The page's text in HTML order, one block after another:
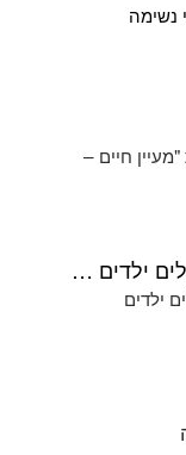
נשימה
חיים –
מתן תרופות למטופלים ילדים המתקשים בשימוש בכדורים ומהן האלטרנטיבות
ילדים